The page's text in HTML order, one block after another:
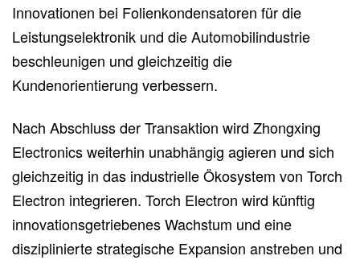
Innovationen bei Folienkondensatoren für die
Leistungselektronik und die Automobilindustrie
beschleunigen und gleichzeitig die
Kundenorientierung verbessern.
Nach Abschluss der Transaktion wird Zhongxing
Electronics weiterhin unabhängig agieren und sich
gleichzeitig in das industrielle Ökosystem von Torch
Electron integrieren. Torch Electron wird künftig
innovationsgetriebenes Wachstum und eine
disziplinierte strategische Expansion anstreben und